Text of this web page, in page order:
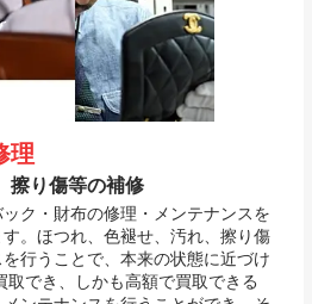
理
擦り傷等の補修
ク・財布の修理・メンテナンスを
。ほつれ、色褪せ、汚れ、擦り傷
行うことで、本来の状態に近づけ
取でき、しかも高額で買取できる